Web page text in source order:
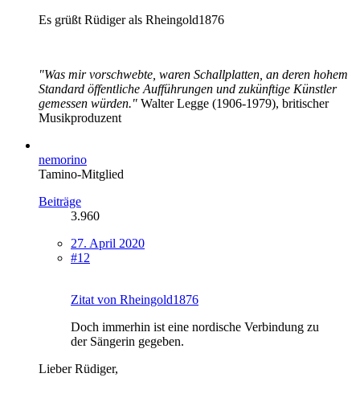
Es grüßt Rüdiger als Rheingold1876
"Was mir vorschwebte, waren Schallplatten, an deren hohem
Standard öffentliche Aufführungen und zukünftige Künstler
gemessen würden." Walter Legge (1906-1979), britischer
Musikproduzent
nemorino
Tamino-Mitglied
Beiträge
3.960
27. April 2020
#12
Zitat von Rheingold1876
Doch immerhin ist eine nordische Verbindung zu
der Sängerin gegeben.
Lieber Rüdiger,